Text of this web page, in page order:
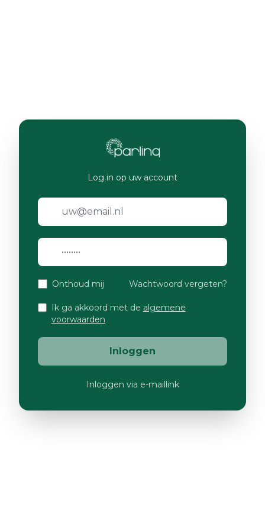
Log in op uw account
Onthoud mij Wachtwoord vergeten?
Ik ga akkoord met de algemene
voorwaarden
Inloggen
Inloggen via e-maillink